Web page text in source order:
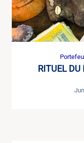
RITUEL DU